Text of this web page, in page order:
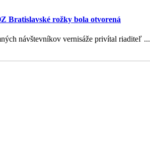
Bratislavské rožky bola otvorená
návštevníkov vernisáže privítal riaditeľ ...